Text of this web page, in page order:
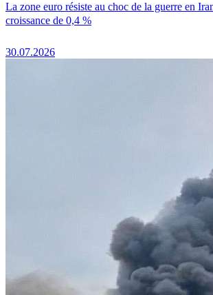
La zone euro résiste au choc de la guerre en
croissance de 0,4 %
30.07.2026